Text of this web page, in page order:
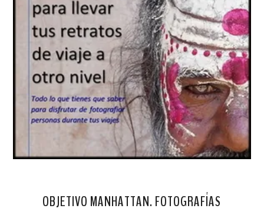
OBJETIVO MANHATTAN. FOTOGRAFÍAS